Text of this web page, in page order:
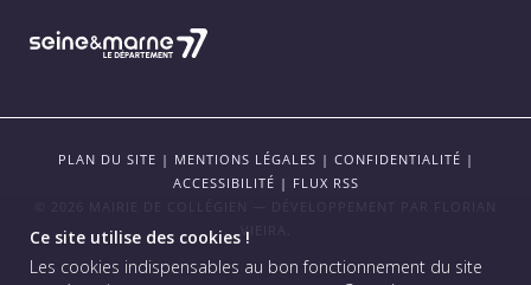
Ce site utilise des cookies !
Les cookies indispensables au bon fonctionnement du site
PLAN DU SITE | MENTIONS LÉGALES | CONFIDENTIALITÉ |
ACCESSIBILITÉ | FLUX RSS
VIEIRA